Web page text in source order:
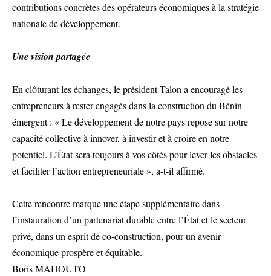
contributions concrètes des opérateurs économiques à la stratégie
nationale de développement.
Une vision partagée
En clôturant les échanges, le président Talon a encouragé les
entrepreneurs à rester engagés dans la construction du Bénin
émergent : « Le développement de notre pays repose sur notre
capacité collective à innover, à investir et à croire en notre
potentiel. L’État sera toujours à vos côtés pour lever les obstacles
et faciliter l’action entrepreneuriale », a-t-il affirmé.
Cette rencontre marque une étape supplémentaire dans
l’instauration d’un partenariat durable entre l’État et le secteur
privé, dans un esprit de co-construction, pour un avenir
économique prospère et équitable.
Boris MAHOUTO